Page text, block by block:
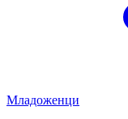
Младоженци